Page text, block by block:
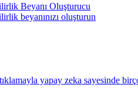
Beyanı Oluşturucu
beyanınızı oluşturun
yapay zeka sayesinde